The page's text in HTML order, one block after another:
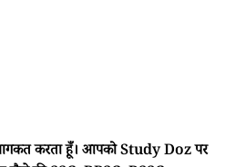
करता हूँ। आपको Study Doz पर